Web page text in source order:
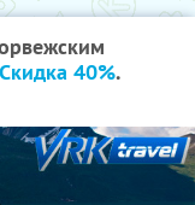
Скидка 40%.